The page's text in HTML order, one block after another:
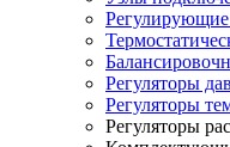
Регуляторы
Регуляторы
Регуляторы